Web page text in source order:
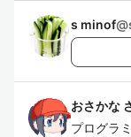
s minof@
おさかな
プログラ